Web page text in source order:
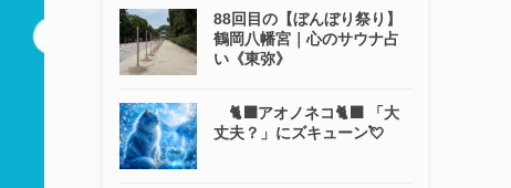
88回目の【ぼんぼり祭り】
鶴岡八幡宮｜心のサウナ占
い《東弥》
🐈‍⬛アオノネコ🐈‍⬛ 「大
丈夫？」にズキューン💘